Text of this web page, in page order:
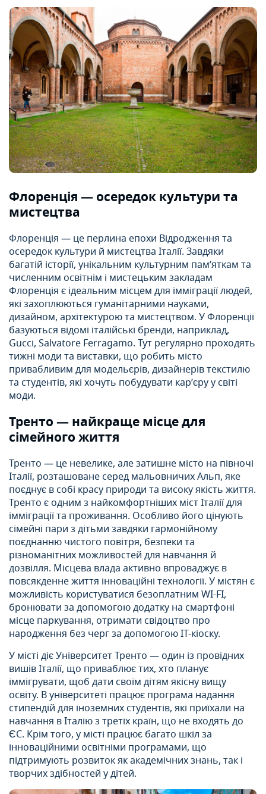
Флоренція — осередок культури та
мистецтва
Флоренція — це перлина епохи Відродження та
осередок культури й мистецтва Італії. Завдяки
багатій історії, унікальним культурним пам’яткам та
численним освітнім і мистецьким закладам
Флоренція є ідеальним місцем для імміграції людей,
які захоплюються гуманітарними науками,
дизайном, архітектурою та мистецтвом. У Флоренції
базуються відомі італійські бренди, наприклад,
Gucci, Salvatore Ferragamo. Тут регулярно проходять
тижні моди та виставки, що робить місто
привабливим для модельєрів, дизайнерів текстилю
та студентів, які хочуть побудувати кар’єру у світі
моди.
Тренто — найкраще місце для
сімейного життя
Тренто — це невелике, але затишне місто на півночі
Італії, розташоване серед мальовничих Альп, яке
поєднує в собі красу природи та високу якість життя.
Тренто є одним з найкомфортніших міст Італії для
імміграції та проживання. Особливо його цінують
сімейні пари з дітьми завдяки гармонійному
поєднанню чистого повітря, безпеки та
різноманітних можливостей для навчання й
дозвілля. Місцева влада активно впроваджує в
повсякденне життя інноваційні технології. У містян є
можливість користуватися безоплатним WI-FI,
бронювати за допомогою додатку на смартфоні
місце паркування, отримати свідоцтво про
народження без черг за допомогою IT-кіоску.
У місті діє Університет Тренто — один із провідних
вишів Італії, що приваблює тих, хто планує
іммігрувати, щоб дати своїм дітям якісну вищу
освіту. В університеті працює програма надання
стипендій для іноземних студентів, які приїхали на
навчання в Італію з третіх країн, що не входять до
ЄС. Крім того, у місті працює багато шкіл за
інноваційними освітніми програмами, що
підтримують розвиток як академічних знань, так і
творчих здібностей у дітей.